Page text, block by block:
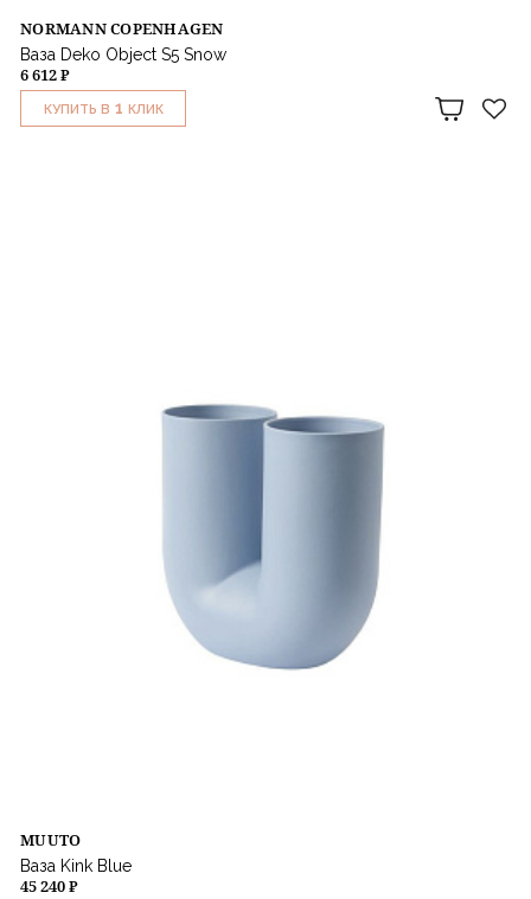
NORMANN COPENHAGEN
Ваза Deko Object S5 Snow
6 612 ₽
КУПИТЬ В 1 КЛИК
MUUTO
Ваза Kink Blue
45 240 ₽